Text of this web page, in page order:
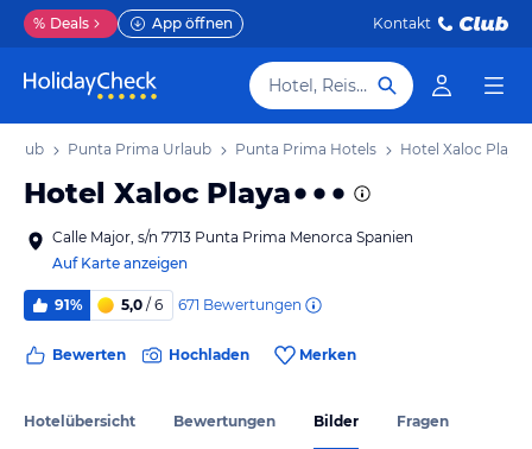
% Deals App öffnen Kontakt
Hotel, Reiseziel
Punta Prima Urlaub Punta Prima Hotels Hotel Xaloc Playa
Hotel Xaloc Playa
Calle Major, s/n 7713 Punta Prima Menorca Spanien
Auf Karte anzeigen
91% 5,0 / 6 671 Bewertungen
Bewerten Hochladen Merken
Hotelübersicht Bewertungen Bilder Fragen